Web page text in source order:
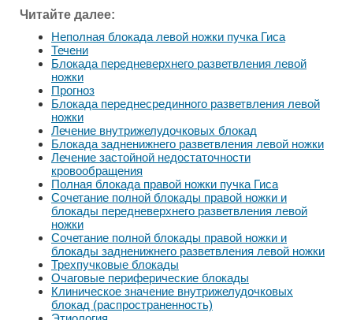
Читайте далее:
Неполная блокада левой ножки пучка Гиса
Течени
Блокада передневерхнего разветвления левой
ножки
Прогноз
Блокада переднесрединного разветвления левой
ножки
Лечение внутрижелудочковых блокад
Блокада задненижнего разветвления левой ножки
Лечение застойной недостаточности
кровообращения
Полная блокада правой ножки пучка Гиса
Сочетание полной блокады правой ножки и
блокады передневерхнего разветвления левой
ножки
Сочетание полной блокады правой ножки и
блокады задненижнего разветвления левой ножки
Трехпучковые блокады
Очаговые периферические блокады
Клиническое значение внутрижелудочковых
блокад (распространенность)